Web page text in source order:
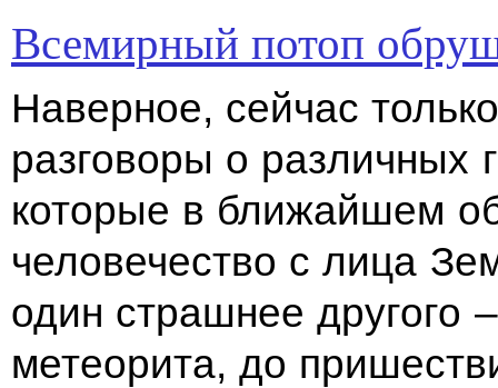
Всемирный потоп
Наверное, сейчас
разговоры о различных
которые в ближайшем
человечество с лица
один страшнее другого
метеорита, до